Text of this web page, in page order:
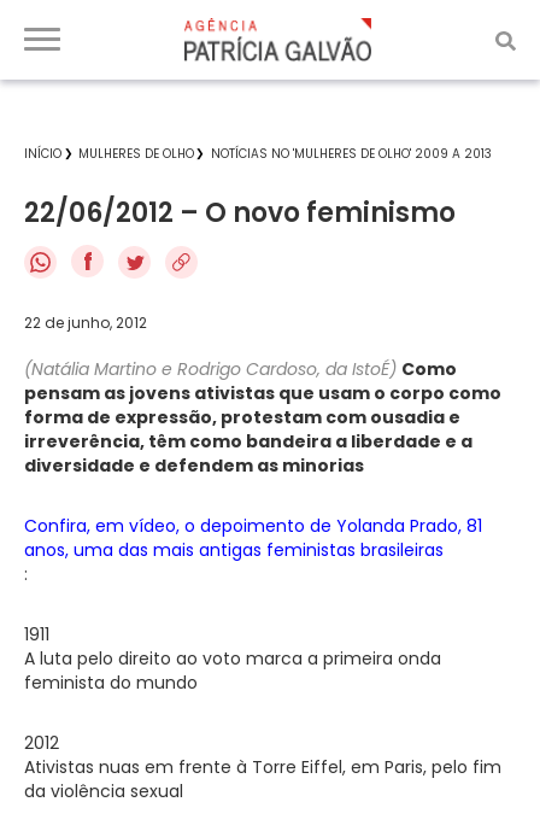
INÍCIO MULHERES DE OLHO NOTÍCIAS NO 'MULHERES DE OLHO' 2009 A 2013
22/06/2012 – O novo feminismo
f
22 de junho, 2012
(Natália Martino e Rodrigo Cardoso, da IstoÉ) Como
pensam as jovens ativistas que usam o corpo como
forma de expressão, protestam com ousadia e
irreverência, têm como bandeira a liberdade e a
diversidade e defendem as minorias
Confira, em vídeo, o depoimento de Yolanda Prado, 81
anos, uma das mais antigas feministas brasileiras
:
1911
A luta pelo direito ao voto marca a primeira onda
feminista do mundo
2012
Ativistas nuas em frente à Torre Eiffel, em Paris, pelo fim
da violência sexual